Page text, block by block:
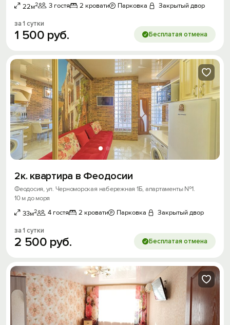
22м2 3 гостя 2 кровати Парковка Закрытый двор
за 1 сутки
1 500 руб. Бесплатая отмена
2к. квартира в Феодосии
Феодосия, ул. Черноморская набережная 1Б, апартаменты №1.
10 м до моря
33м2 4 гостя 2 кровати Парковка Закрытый двор
за 1 сутки
2 500 руб. Бесплатая отмена
Скидка −5%
Хочешь дешевле? Оставь почту и получи
промокод на первое бронирование!
Получить промокод
Войти или Зарегистрироваться
Войти
Войти с помощью